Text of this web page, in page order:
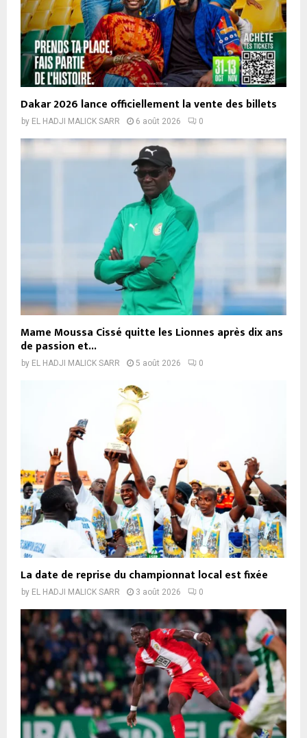
Dakar 2026 lance officiellement la vente des billets
by EL HADJI MALICK SARR 6 août 2026 0
Mame Moussa Cissé quitte les Lionnes après dix ans
de passion et...
by EL HADJI MALICK SARR 5 août 2026 0
La date de reprise du championnat local est fixée
by EL HADJI MALICK SARR 3 août 2026 0